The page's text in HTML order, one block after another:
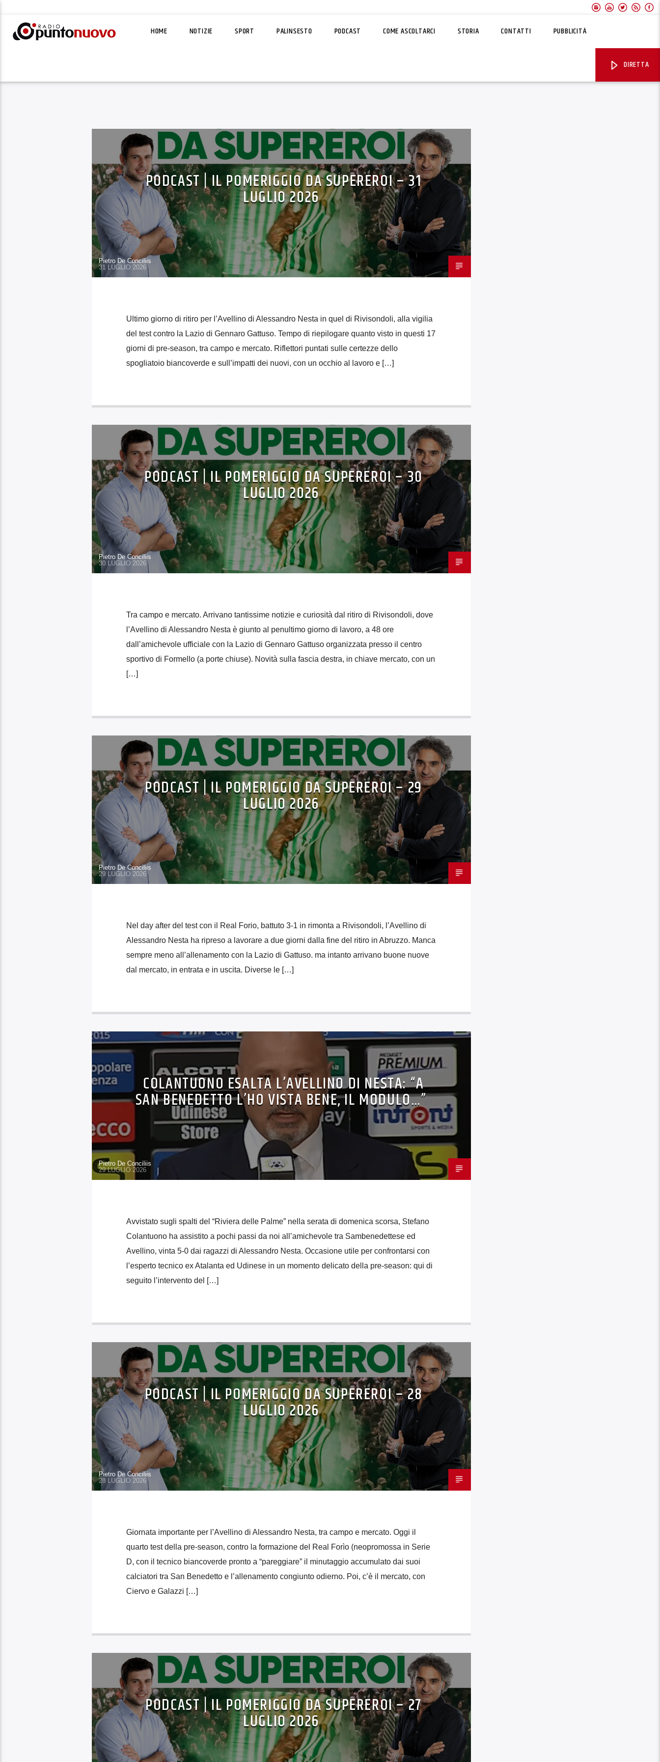
HOME NOTIZIE SPORT PALINSESTO PODCAST COME ASCOLTARCI STORIA CONTATTI PUBBLICITÀ
DIRETTA
PODCAST | IL POMERIGGIO DA SUPEREROI – 31
LUGLIO 2026
Pietro De Conciliis
31 LUGLIO 2026
Ultimo giorno di ritiro per l’Avellino di Alessandro Nesta in quel di Rivisondoli, alla vigilia
del test contro la Lazio di Gennaro Gattuso. Tempo di riepilogare quanto visto in questi 17
giorni di pre-season, tra campo e mercato. Riflettori puntati sulle certezze dello
spogliatoio biancoverde e sull’impatti dei nuovi, con un occhio al lavoro e […]
PODCAST | IL POMERIGGIO DA SUPEREROI – 30
LUGLIO 2026
Pietro De Conciliis
30 LUGLIO 2026
Tra campo e mercato. Arrivano tantissime notizie e curiosità dal ritiro di Rivisondoli, dove
l’Avellino di Alessandro Nesta è giunto al penultimo giorno di lavoro, a 48 ore
dall’amichevole ufficiale con la Lazio di Gennaro Gattuso organizzata presso il centro
sportivo di Formello (a porte chiuse). Novità sulla fascia destra, in chiave mercato, con un
[…]
PODCAST | IL POMERIGGIO DA SUPEREROI – 29
LUGLIO 2026
Pietro De Conciliis
29 LUGLIO 2026
Nel day after del test con il Real Forio, battuto 3-1 in rimonta a Rivisondoli, l’Avellino di
Alessandro Nesta ha ripreso a lavorare a due giorni dalla fine del ritiro in Abruzzo. Manca
sempre meno all’allenamento con la Lazio di Gattuso. ma intanto arrivano buone nuove
dal mercato, in entrata e in uscita. Diverse le […]
COLANTUONO ESALTA L’AVELLINO DI NESTA: “A
SAN BENEDETTO L’HO VISTA BENE, IL MODULO…”
Pietro De Conciliis
29 LUGLIO 2026
Avvistato sugli spalti del “Riviera delle Palme” nella serata di domenica scorsa, Stefano
Colantuono ha assistito a pochi passi da noi all’amichevole tra Sambenedettese ed
Avellino, vinta 5-0 dai ragazzi di Alessandro Nesta. Occasione utile per confrontarsi con
l’esperto tecnico ex Atalanta ed Udinese in un momento delicato della pre-season: qui di
seguito l’intervento del […]
PODCAST | IL POMERIGGIO DA SUPEREROI – 28
LUGLIO 2026
Pietro De Conciliis
28 LUGLIO 2026
Giornata importante per l’Avellino di Alessandro Nesta, tra campo e mercato. Oggi il
quarto test della pre-season, contro la formazione del Real Forìo (neopromossa in Serie
D, con il tecnico biancoverde pronto a “pareggiare” il minutaggio accumulato dai suoi
calciatori tra San Benedetto e l’allenamento congiunto odierno. Poi, c’è il mercato, con
Ciervo e Galazzi […]
PODCAST | IL POMERIGGIO DA SUPEREROI – 27
LUGLIO 2026